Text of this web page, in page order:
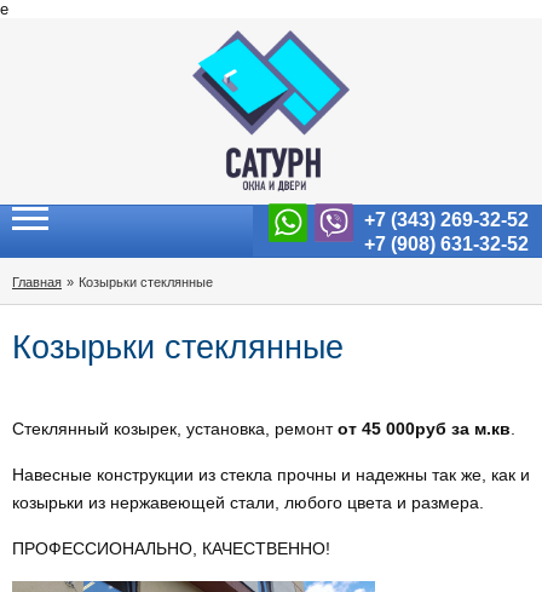
e
+7 (343) 269-32-52
+7 (908) 631-32-52
Главная » Козырьки стеклянные
Козырьки стеклянные
Стеклянный козырек, установка, ремонтот 45 000руб за м.кв
Навесные конструкции из стекла прочны и надежны так же, как и
козырьки из нержавеющей стали, любого цвета и размера.
ПРОФЕССИОНАЛЬНО, КАЧЕСТВЕННО!